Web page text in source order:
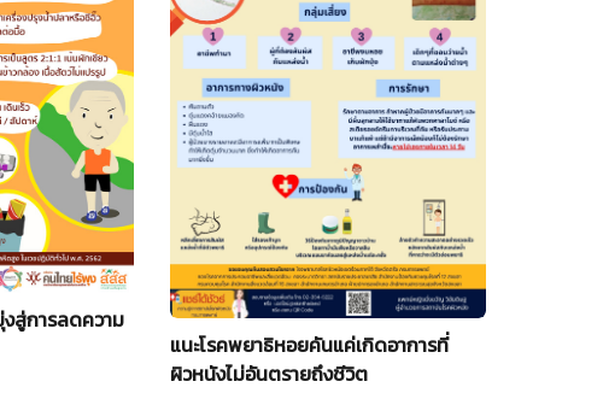
สู่การลดความ
แนะโรคพยาธิหอยคันแค่เกิดอาการที่
ผิวหนังไม่อันตรายถึงชีวิต